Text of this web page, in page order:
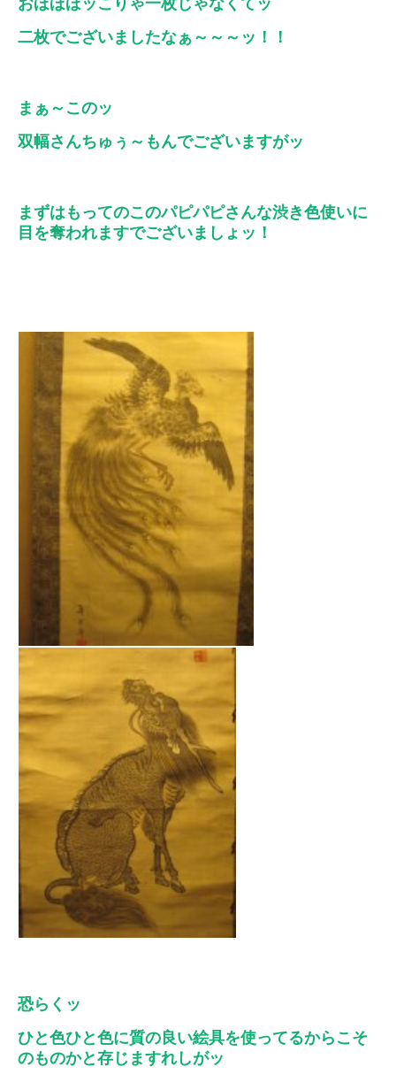
おほほほッこりゃ一枚じゃなくてッ
二枚でございましたなぁ～～～ッ！！
まぁ～このッ
双幅さんちゅぅ～もんでございますがッ
まずはもってのこのパピパピさんな渋き色使いに
目を奪われますでございましょッ！
恐らくッ
ひと色ひと色に質の良い絵具を使ってるからこそ
のものかと存じますれしがッ